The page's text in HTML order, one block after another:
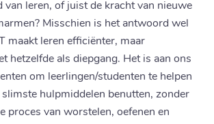
van leren, of juist de kracht van nieuwe
Misschien is het antwoord wel
maakt leren efficiënter, maar
hetzelfde als diepgang. Het is aan ons
om leerlingen/studenten te helpen
slimste hulpmiddelen benutten, zonder
proces van worstelen, oefenen en